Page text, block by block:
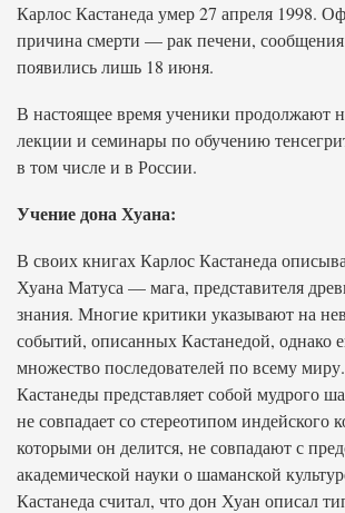
Карлос Кастанеда умер 27 апреля 1998.
причина смерти — рак печени, сообщения
появились лишь 18 июня.
В настоящее время ученики продолжают
лекции и семинары по обучению
в том числе и в России.
Учение дона Хуана:
В своих книгах Карлос Кастанеда
Хуана Матуса — мага, представителя
знания. Многие критики указывают на
событий, описанных Кастанедой, однако
множество последователей по всему
Кастанеды представляет собой мудрого
не совпадает со стереотипом индейского
которыми он делится, не совпадают с
академической науки о шаманской
Кастанеда считал, что дон Хуан описал